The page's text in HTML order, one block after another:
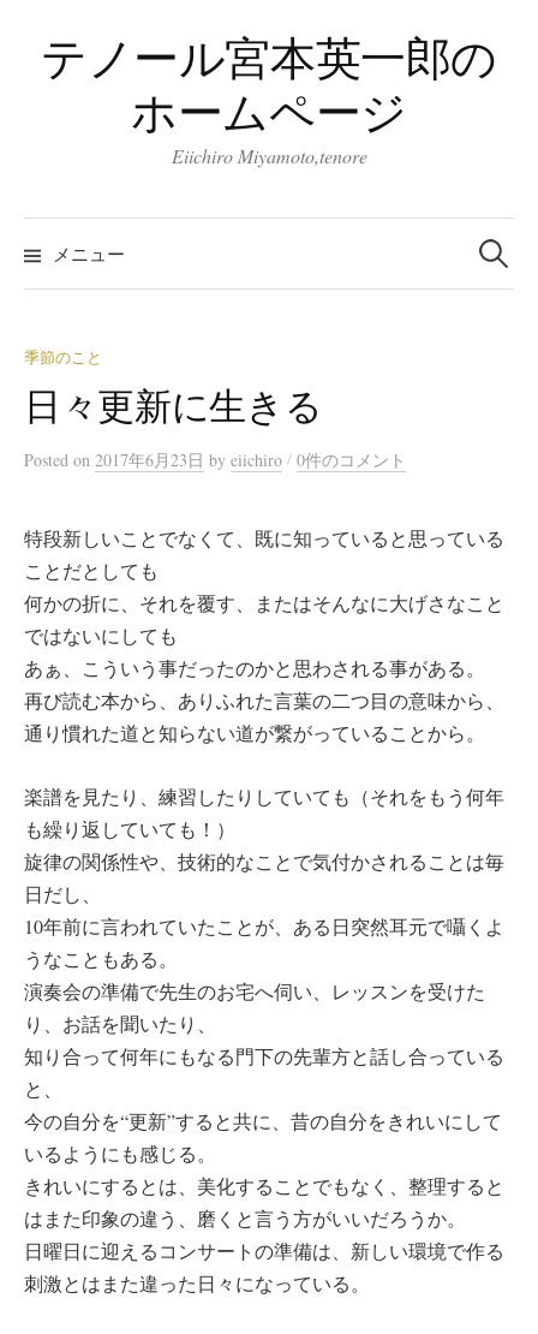
テノール宮本英一郎の
ホームページ
Eiichiro Miyamoto,tenore
メニュー
検
索:
季節のこと
日々更新に生きる
Posted on 2017年6月23日 by eiichiro / 0件のコメント
特段新しいことでなくて、既に知っていると思っている
ことだとしても
何かの折に、それを覆す、またはそんなに大げさなこと
ではないにしても
あぁ、こういう事だったのかと思わされる事がある。
再び読む本から、ありふれた言葉の二つ目の意味から、
通り慣れた道と知らない道が繋がっていることから。
楽譜を見たり、練習したりしていても（それをもう何年
も繰り返していても！）
旋律の関係性や、技術的なことで気付かされることは毎
日だし、
10年前に言われていたことが、ある日突然耳元で囁くよ
うなこともある。
演奏会の準備で先生のお宅へ伺い、レッスンを受けた
り、お話を聞いたり、
知り合って何年にもなる門下の先輩方と話し合っている
と、
今の自分を“更新”すると共に、昔の自分をきれいにして
いるようにも感じる。
きれいにするとは、美化することでもなく、整理すると
はまた印象の違う、磨くと言う方がいいだろうか。
日曜日に迎えるコンサートの準備は、新しい環境で作る
刺激とはまた違った日々になっている。